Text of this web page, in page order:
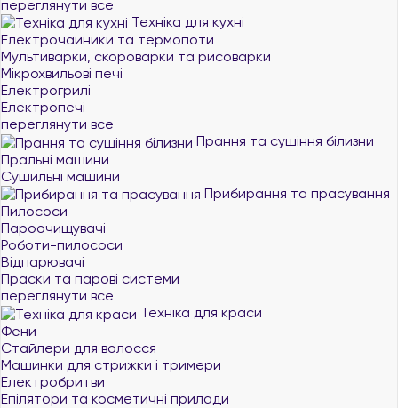
переглянути все
Техніка для кухні
Електрочайники та термопоти
Мультиварки, скороварки та рисоварки
Мікрохвильові печі
Електрогрилі
Електропечі
переглянути все
Прання та сушіння білизни
Пральні машини
Сушильні машини
Прибирання та прасування
Пилососи
Пароочищувачі
Роботи-пилососи
Відпарювачі
Праски та парові системи
переглянути все
Техніка для краси
Фени
Стайлери для волосся
Машинки для стрижки і тримери
Електробритви
Епілятори та косметичні прилади